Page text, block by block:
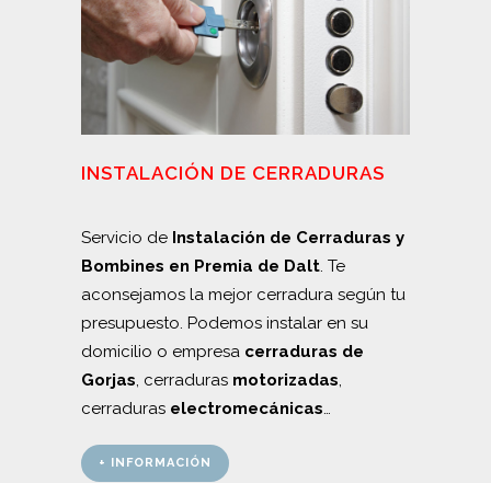
INSTALACIÓN DE CERRADURAS
Servicio de Instalación de Cerraduras y
Bombines en Premia de Dalt. Te
aconsejamos la mejor cerradura según tu
presupuesto. Podemos instalar en su
domicilio o empresa cerraduras de
Gorjas, cerraduras motorizadas,
cerraduras electromecánicas…
+ INFORMACIÓN